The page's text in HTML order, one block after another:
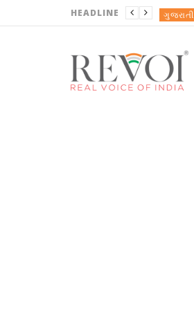
HEADLINE ગુજરાતી
ગુજરાતી
ગુજરાતી